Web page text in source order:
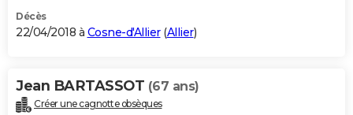
Décès
22/04/2018 à Cosne-d'Allier(Allier)
Jean BARTASSOT (67 ans)
Créer une cagnotte obsèques